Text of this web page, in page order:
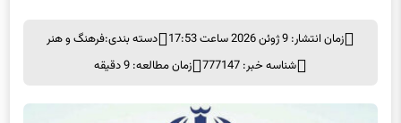
زمان انتشار: 9 ژوئن 2026 ساعت 17:53 دسته بندی:فرهنگ و هنر
شناسه خبر: 777147
زمان مطالعه: 9 دقیقه